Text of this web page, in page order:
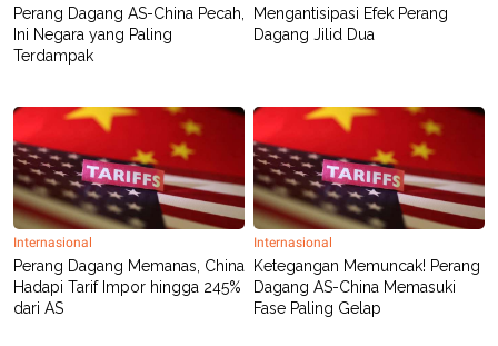
Perang Dagang AS-China Pecah,
Ini Negara yang Paling
Terdampak
Mengantisipasi Efek Perang
Dagang Jilid Dua
Internasional
Perang Dagang Memanas, China
Hadapi Tarif Impor hingga 245%
dari AS
Internasional
Ketegangan Memuncak! Perang
Dagang AS-China Memasuki
Fase Paling Gelap